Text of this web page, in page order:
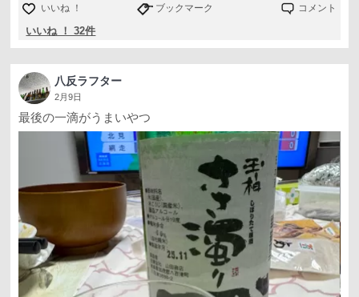
いいね ！ ブックマーク コメント
いいね ！ 32件
八反ラフター
2月9日
最後の一滴がうまいやつ